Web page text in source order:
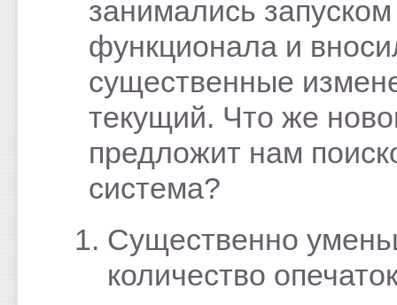
занимались запуском
функционала и
существенные
текущий. Что же
предложит нам
система?
Существенно
количество